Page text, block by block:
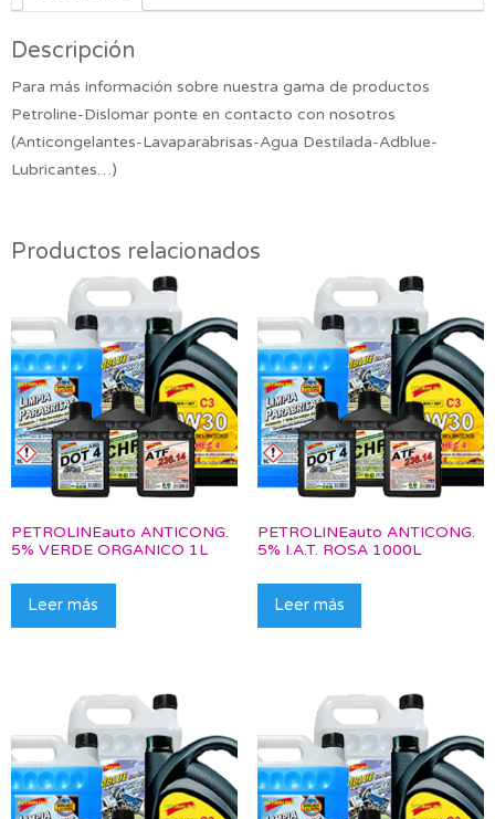
Descripción
Para más información sobre nuestra gama de productos
Petroline-Dislomar ponte en contacto con nosotros
(Anticongelantes-Lavaparabrisas-Agua Destilada-Adblue-
Lubricantes…)
Productos relacionados
PETROLINEauto ANTICONG.
5% VERDE ORGANICO 1L
Leer más
PETROLINEauto ANTICONG.
5% I.A.T. ROSA 1000L
Leer más